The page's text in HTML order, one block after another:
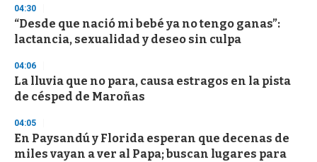
d
s
o
f
3
s
e
c
n
d
04:30
“Desde que nació mi bebé ya no tengo ganas”:
lactancia, sexualidad y deseo sin culpa
04:06
La lluvia que no para, causa estragos en la pista
de césped de Maroñas
04:05
En Paysandú y Florida esperan que decenas de
miles vayan a ver al Papa; buscan lugares para